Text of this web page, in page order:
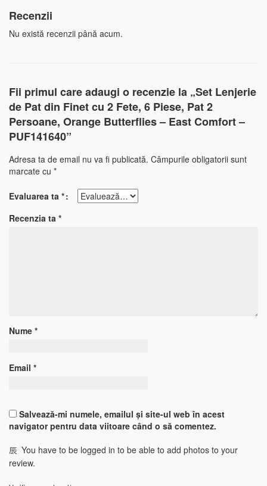
Recenzii
Nu există recenzii până acum.
Fii primul care adaugi o recenzie la „Set Lenjerie
de Pat din Finet cu 2 Fete, 6 Piese, Pat 2
Persoane, Orange Butterflies – East Comfort –
PUF141640”
Adresa ta de email nu va fi publicată. Câmpurile obligatorii sunt
marcate cu *
Evaluarea ta *
Recenzia ta *
Nume *
Email *
Salvează-mi numele, emailul și site-ul web în acest
navigator pentru data viitoare când o să comentez.
You have to be logged in to be able to add photos to your
review.